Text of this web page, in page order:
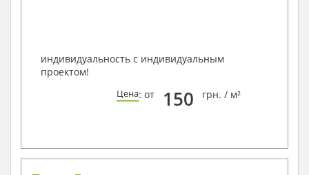
индивидуальность с индивидуальным
проектом!
Цена: от 150 грн. / м²